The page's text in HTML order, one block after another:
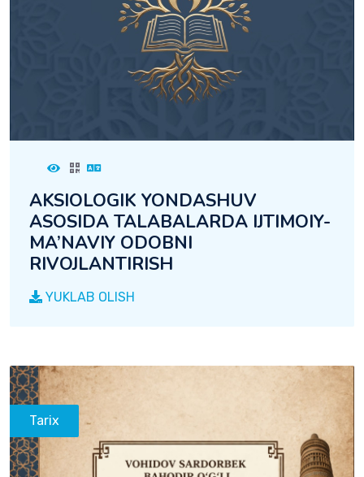
AKSIOLOGIK YONDASHUV
ASOSIDA TALABALARDA IJTIMOIY-
MA’NAVIY ODOBNI
RIVOJLANTIRISH
YUKLAB OLISH
Tarix